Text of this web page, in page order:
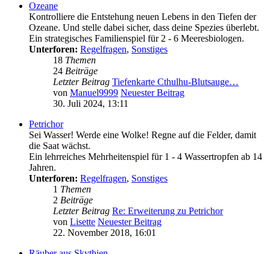
Ozeane
Kontrolliere die Entstehung neuen Lebens in den Tiefen der
Ozeane. Und stelle dabei sicher, dass deine Spezies überlebt.
Ein strategisches Familienspiel für 2 - 6 Meeresbiologen.
Unterforen: Regelfragen, Sonstiges
18 Themen
24 Beiträge
Letzter Beitrag Tiefenkarte Cthulhu-Blutsauge…
von Manuel9999 Neuester Beitrag
30. Juli 2024, 13:11
Petrichor
Sei Wasser! Werde eine Wolke! Regne auf die Felder, damit
die Saat wächst.
Ein lehrreiches Mehrheitenspiel für 1 - 4 Wassertropfen ab 14
Jahren.
Unterforen: Regelfragen, Sonstiges
1 Themen
2 Beiträge
Letzter Beitrag Re: Erweiterung zu Petrichor
von Lisette Neuester Beitrag
22. November 2018, 16:01